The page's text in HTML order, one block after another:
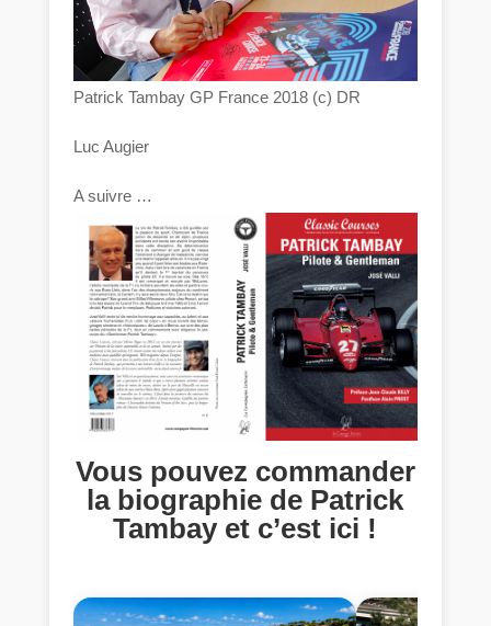
Patrick Tambay GP France 2018 (c) DR
Luc Augier
A suivre …
Vous pouvez commander
la biographie de Patrick
Tambay et c’est ici !